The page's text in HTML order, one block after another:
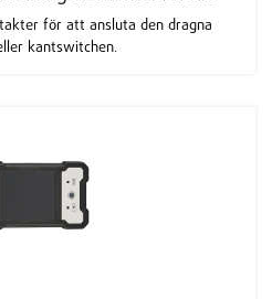
för att ansluta den dragna
kantswitchen.